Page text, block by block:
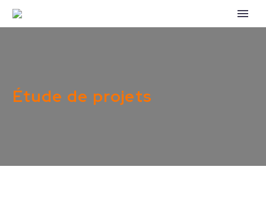
Étude de projets